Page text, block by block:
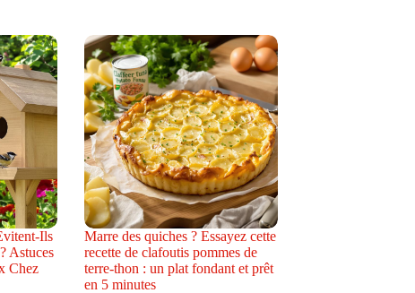
Ils
Astuces
Chez
Marre des quiches ? Essayez cette
recette de clafoutis pommes de
terre-thon : un plat fondant et prêt
en 5 minutes